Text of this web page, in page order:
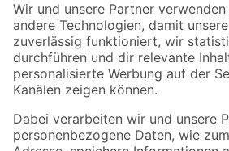
Der toom Newsletter: Keine Angebote und
Zur Newsletter Anmeldung
Folge uns